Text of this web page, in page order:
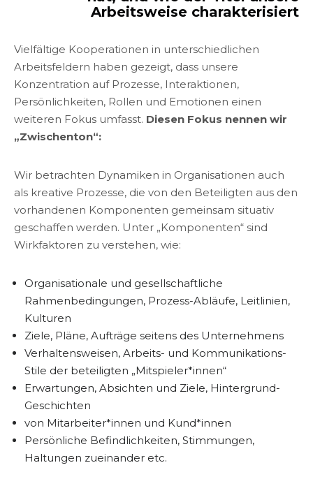
Arbeitsweise charakterisiert
Vielfältige Kooperationen in unterschiedlichen
Arbeitsfeldern haben gezeigt, dass unsere
Konzentration auf Prozesse, Interaktionen,
Persönlichkeiten, Rollen und Emotionen einen
weiteren Fokus umfasst. Diesen Fokus nennen wir
„Zwischenton“:
Wir betrachten Dynamiken in Organisationen auch
als kreative Prozesse, die von den Beteiligten aus den
vorhandenen Komponenten gemeinsam situativ
geschaffen werden. Unter „Komponenten“ sind
Wirkfaktoren zu verstehen, wie:
Organisationale und gesellschaftliche
Rahmenbedingungen, Prozess-Abläufe, Leitlinien,
Kulturen
Ziele, Pläne, Aufträge seitens des Unternehmens
Verhaltensweisen, Arbeits- und Kommunikations-
Stile der beteiligten „Mitspieler*innen“
Erwartungen, Absichten und Ziele, Hintergrund-
Geschichten
von Mitarbeiter*innen und Kund*innen
Persönliche Befindlichkeiten, Stimmungen,
Haltungen zueinander etc.